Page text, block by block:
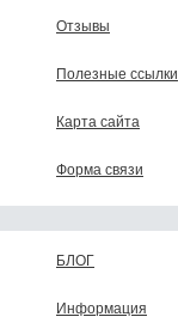
Отзывы
Полезные ссылки
Карта сайта
Форма связи
БЛОГ
Информация